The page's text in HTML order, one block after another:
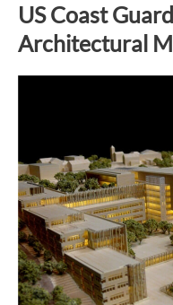
US Coast
Architectural